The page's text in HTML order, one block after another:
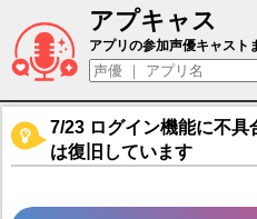
アプキャス
オルソラ（声優
アプリの参加声優キャスト
7/23 ログイン機能に不
は復旧しています